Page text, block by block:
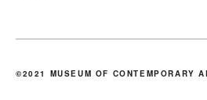
©2021 MUSEUM OF CONTEMPORARY